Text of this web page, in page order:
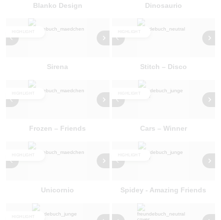
Blanko Design Dinosaurio
Sirena Stitch – Disco
Frozen – Friends Cars – Winner
HIGHLIGHT
Unicornio
HIGHLIGHT
Spidey - Amazing Friends
HIGHLIGHT